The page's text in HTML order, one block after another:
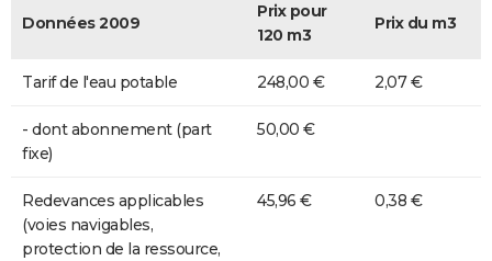
Données 2009
Prix pour
120 m3
Prix du m3
Tarif de l'eau potable 248,00 € 2,07 €
- dont abonnement (part
fixe)
50,00 €
Redevances applicables
(voies navigables,
protection de la ressource,
45,96 € 0,38 €